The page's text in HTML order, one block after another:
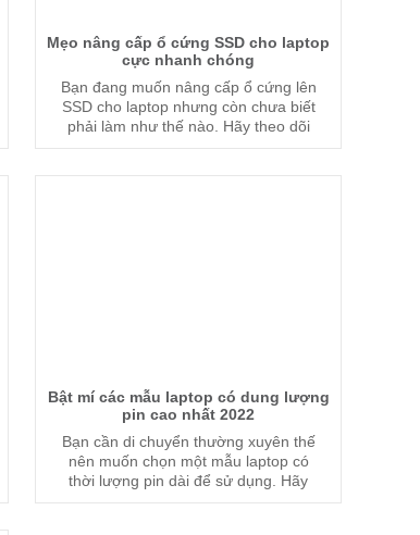
Mẹo nâng cấp ổ cứng SSD cho laptop
cực nhanh chóng
Bạn đang muốn nâng cấp ổ cứng lên
SSD cho laptop nhưng còn chưa biết
phải làm như thế nào. Hãy theo dõi
những thông tin tham khảo dưới đây
Bật mí các mẫu laptop có dung lượng
pin cao nhất 2022
Bạn cần di chuyển thường xuyên thế
nên muốn chọn một mẫu laptop có
thời lượng pin dài để sử dụng. Hãy
theo dõi bài viết dưới đây của chúng